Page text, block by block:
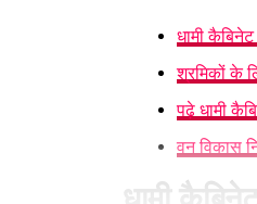
धामी
श्रमिकों के
पढ़े धामी
वन विकास